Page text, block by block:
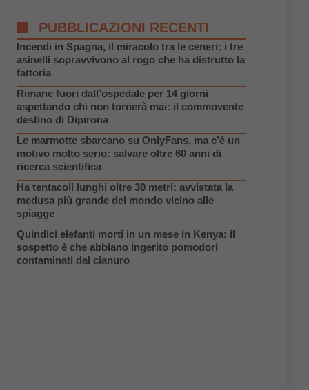
PUBBLICAZIONI RECENTI
Incendi in Spagna, il miracolo tra le ceneri: i tre
asinelli sopravvivono al rogo che ha distrutto la
fattoria
Rimane fuori dall’ospedale per 14 giorni
aspettando chi non tornerà mai: il commovente
destino di Dipirona
Le marmotte sbarcano su OnlyFans, ma c’è un
motivo molto serio: salvare oltre 60 anni di
ricerca scientifica
Ha tentacoli lunghi oltre 30 metri: avvistata la
medusa più grande del mondo vicino alle
spiagge
Quindici elefanti morti in un mese in Kenya: il
sospetto è che abbiano ingerito pomodori
contaminati dal cianuro